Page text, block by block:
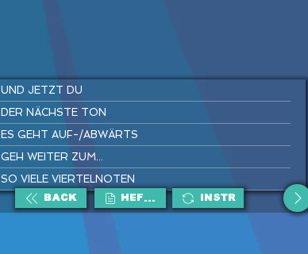
UND JETZT DU
DER NÄCHSTE TON
ES GEHT AUF-/ABWÄRTS
GEH WEITER ZUM...
SO VIELE VIERTELNOTEN
AUF ZU DEN OHRWÜRMERN
BACK HEFTE Instr